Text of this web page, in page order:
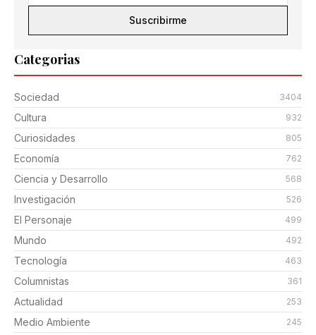
Categorias
Sociedad 3404
Cultura 932
Curiosidades 805
Economía 762
Ciencia y Desarrollo 568
Investigación 526
El Personaje 499
Mundo 492
Tecnología 463
Columnistas 361
Actualidad 253
Medio Ambiente 245
Suscribirme